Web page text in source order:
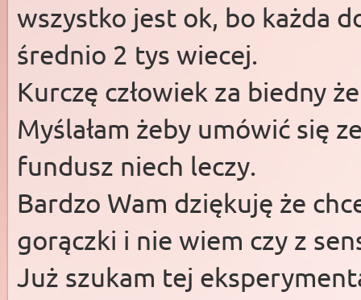
wszystko jest ok, bo każda
średnio 2 tys wiecej.
Kurczę człowiek za biedny
Myślałam żeby umówić się
fundusz niech leczy.
Bardzo Wam dziękuję że
gorączki i nie wiem czy z
Już szukam tej